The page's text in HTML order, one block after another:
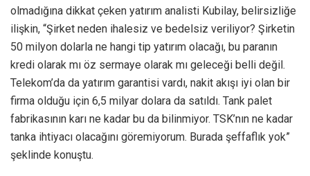
olmadığına dikkat çeken yatırım analisti Kubilay, belirsizliğe
ilişkin, “Şirket neden ihalesiz ve bedelsiz veriliyor? Şirketin
50 milyon dolarla ne hangi tip yatırım olacağı, bu paranın
kredi olarak mı öz sermaye olarak mı geleceği belli değil.
Telekom’da da yatırım garantisi vardı, nakit akışı iyi olan bir
firma olduğu için 6,5 milyar dolara da satıldı. Tank palet
fabrikasının karı ne kadar bu da bilinmiyor. TSK’nın ne kadar
tanka ihtiyacı olacağını göremiyorum. Burada şeffaflık yok”
şeklinde konuştu.